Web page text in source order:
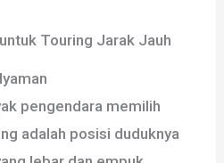
Touring Jarak Jauh
pengendara memilih
adalah posisi duduknya